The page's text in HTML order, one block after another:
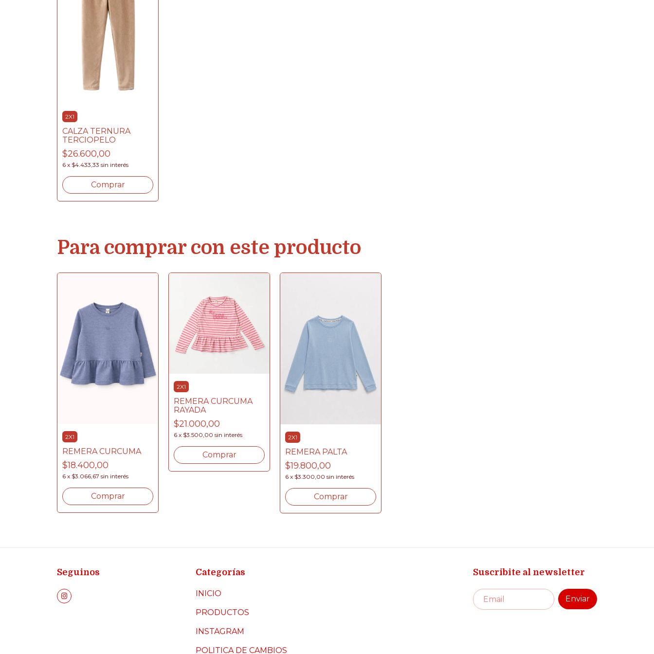
2X1
CALZA TERNURA
TERCIOPELO
$26.600,00
6 x $4.433,33 sin interés
Comprar
Para comprar con este producto
2X1
REMERA CURCUMA
$18.400,00
6 x $3.066,67 sin interés
Comprar
2X1
REMERA CURCUMA
RAYADA
$21.000,00
6 x $3.500,00 sin interés
Comprar
2X1
REMERA PALTA
$19.800,00
6 x $3.300,00 sin interés
Comprar
Seguinos Categorías
INICIO
PRODUCTOS
INSTAGRAM
POLITICA DE CAMBIOS
Suscribite al newsletter